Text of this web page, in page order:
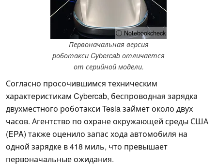
ⓘ Notebookcheck
Первоначальная версия
роботакси Cybercab отличается
от серийной модели.
Согласно просочившимся техническим
характеристикам Cybercab, беспроводная зарядка
двухместного роботакси Tesla займет около двух
часов. Агентство по охране окружающей среды США
(EPA) также оценило запас хода автомобиля на
одной зарядке в 418 миль, что превышает
первоначальные ожидания.